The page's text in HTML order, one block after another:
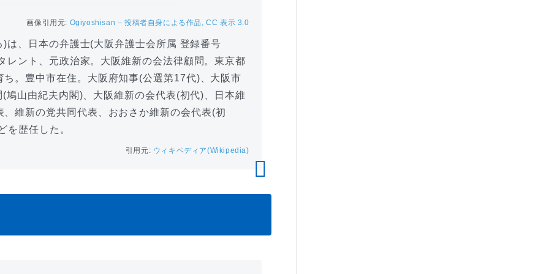
画像引用元: Ogiyoshisan – 投稿者自身による作品, CC 表示 3.0
は、日本の弁護士(大阪弁護士会所属 登録番号
レント、元政治家。大阪維新の会法律顧問。東京都
ち。豊中市在住。大阪府知事(公選第17代)、大阪市
鳩山由紀夫内閣)、大阪維新の会代表(初代)、日本維
、維新の党共同代表、おおさか維新の会代表(初
を歴任した。
引用元: ウィキペディア(Wikipedia)